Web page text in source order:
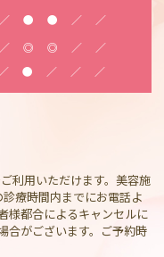
／ ● ● ／ ／
／ ◎ ◎ ／ ／
／ ● ／ ／ ／
利用いただけます。美容施
療時間内までにお電話よ
様都合によるキャンセルに
合がございます。ご予約時